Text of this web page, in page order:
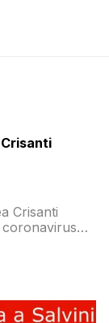
Crisanti
coronavirus